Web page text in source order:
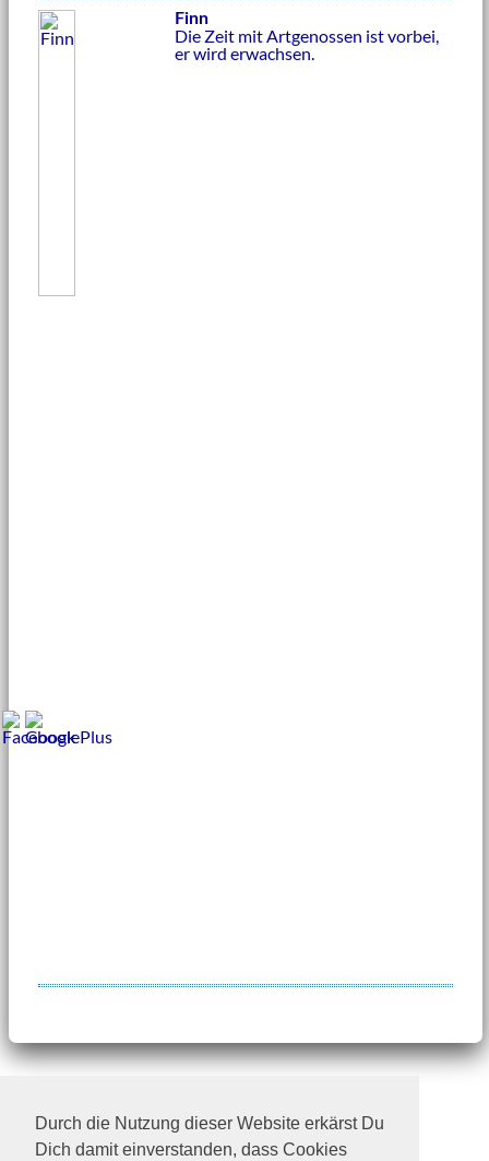
Durch die Nutzung dieser Website erkärst Du
Dich damit einverstanden, dass Cookies
Finn
Die Zeit mit Artgenossen ist vorbei,
er wird erwachsen.
Spendenkonto: Kreissparkasse MSEBE
IBAN: DE54702501500017123845